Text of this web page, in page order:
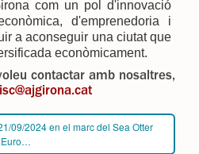
com un pol d'innovació
d'emprenedoria i
a aconseguir una ciutat que
econòmicament.
contactar amb nosaltres,
09/2024 en el marc del Sea Otter
Euro…